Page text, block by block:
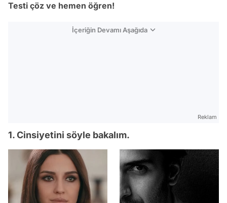
Testi çöz ve hemen öğren!
İçeriğin Devamı Aşağıda
Reklam
1. Cinsiyetini söyle bakalım.